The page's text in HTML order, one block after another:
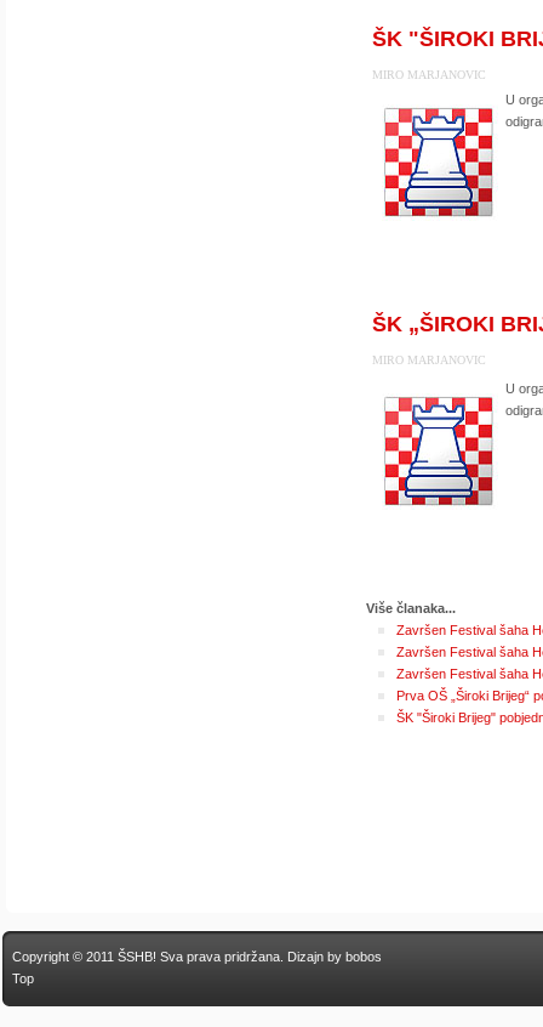
ŠK "ŠIROKI
MIRO MARJANOVIC
U
ŠK „ŠIROKI
MIRO MARJANOVIC
U
Više članaka...
Završen Festival šaha
Završen Festival šaha
Završen Festival šaha
Prva OŠ „Široki Brijeg“
ŠK "Široki Brijeg"
Copyright © 2011 ŠSHB! Sva prava pridržana. Dizajn by bobos
Top